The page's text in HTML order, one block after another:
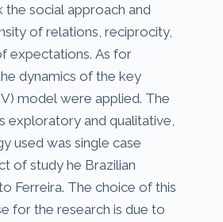
social approach and
of relations, reciprocity,
expectations. As for
dynamics of the key
model were applied. The
exploratory and qualitative,
used was single case
of study he Brazilian
Ferreira. The choice of this
for the research is due to